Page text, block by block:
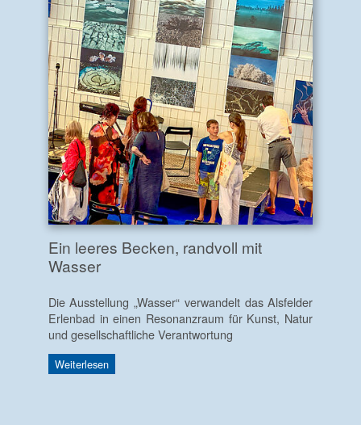
Ein leeres Becken, randvoll mit
Wasser
Die Ausstellung „Wasser“ verwandelt das Alsfelder
Erlenbad in einen Resonanzraum für Kunst, Natur
und gesellschaftliche Verantwortung
Weiterlesen